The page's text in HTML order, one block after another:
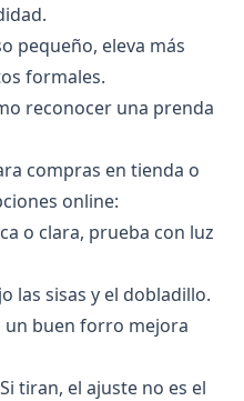
pequeño, eleva más
formales.
reconocer una prenda
compras en tienda o
online:
o clara, prueba con luz
las sisas y el dobladillo.
un buen forro mejora
Si tiran, el ajuste no es el